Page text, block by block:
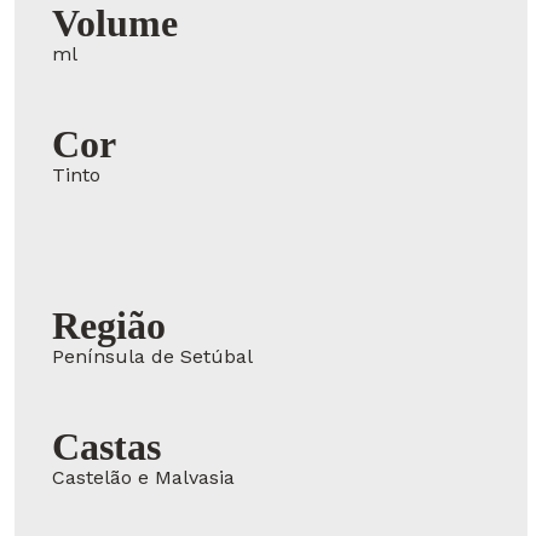
Volume
ml
Cor
Tinto
Região
Península de Setúbal
Castas
Castelão e Malvasia